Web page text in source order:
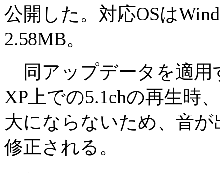
公開した。対応OSは
2.58MB。
同アップデータを適用
XP上での5.1chの再生時
大にならないため、音
修正される。